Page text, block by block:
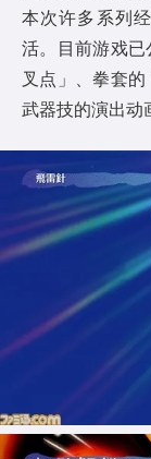
本次许多系列
活。目前游戏
叉点」、拳套
武器技的演出动